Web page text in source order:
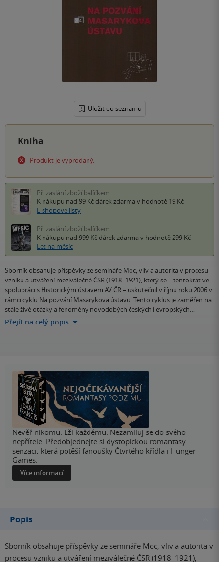
Uložit do seznamu
Kniha
Produkt je vyprodaný.
Při zaslání zboží balíčkem
K nákupu nad 99 Kč dárek zdarma v hodnotě 19 Kč
E-shopové listy
Při zaslání zboží balíčkem
K nákupu nad 999 Kč dárek zdarma v hodnotě 299 Kč
Let na měsíc
Sborník obsahuje příspěvky ze semináře Moc, vliv a autorita v procesu
vzniku a utváření meziválečné ČSR (1918–1921), který se – tentokrát ve
spolupráci s Historickým ústavem AV ČR – uskutečnil v říjnu roku 2006 v
rámci cyklu Na pozvání Masarykova ústavu. Tento cyklus je zaměřen na
stále živé otázky a fenomény novodobých českých i evropských…
Přejít na celý popis
Nevěř nikomu. Lži každému. Nezamiluj se do svého
nepřítele. Předobjednejte si dystopickou romantasy
senzaci, která potěší fanoušky Čtvrtého křídla i Hunger
Games.
Více informací
Popis
Sborník obsahuje příspěvky ze semináře Moc, vliv a autorita v
procesu vzniku a utváření meziválečné ČSR (1918–1921),